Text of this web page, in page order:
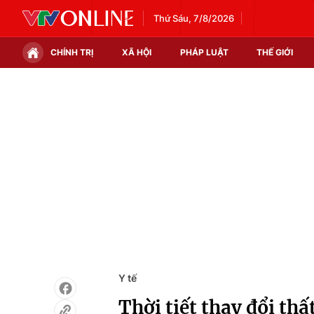
Thứ Sáu, 7/8/2026
CHÍNH TRỊ XÃ HỘI PHÁP LUẬT THẾ GIỚI
Y tế
Thời tiết thay đổi